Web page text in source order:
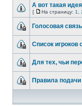
А вот такая
[ На страницу: 1
Голосовая
Список игроков
Для тех, чьи
Правила подачи